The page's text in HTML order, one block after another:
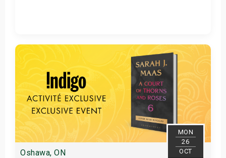
Get Tickets
MON
26
OCT
Oshawa, ON